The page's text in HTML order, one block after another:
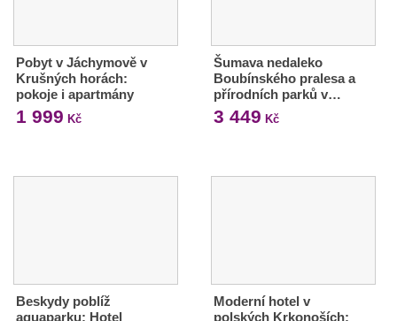
Pobyt v Jáchymově v
Krušných horách:
pokoje i apartmány
1 999 Kč
Šumava nedaleko
Boubínského pralesa a
přírodních parků v…
3 449 Kč
Beskydy poblíž
aquaparku: Hotel
Moderní hotel v
polských Krkonoších: